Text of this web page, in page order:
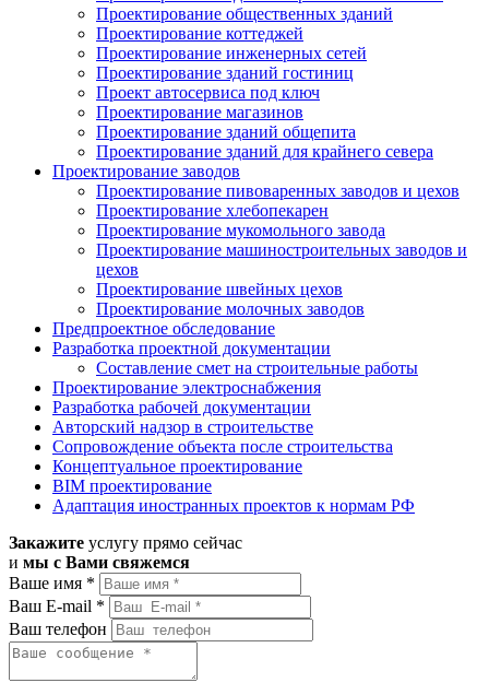
Проектирование общественных зданий
Проектирование коттеджей
Проектирование инженерных сетей
Проектирование зданий гостиниц
Проект автосервиса под ключ
Проектирование магазинов
Проектирование зданий общепита
Проектирование зданий для крайнего севера
Проектирование заводов
Проектирование пивоваренных заводов и цехов
Проектирование хлебопекарен
Проектирование мукомольного завода
Проектирование машиностроительных заводов и
цехов
Проектирование швейных цехов
Проектирование молочных заводов
Предпроектное обследование
Разработка проектной документации
Составление смет на строительные работы
Проектирование электроснабжения
Разработка рабочей документации
Авторский надзор в строительстве
Сопровождение объекта после строительства
Концептуальное проектирование
BIM проектирование
Адаптация иностранных проектов к нормам РФ
Закажите услугу прямо сейчас
и мы с Вами свяжемся
Ваше имя *
Ваш E-mail *
Ваш телефон